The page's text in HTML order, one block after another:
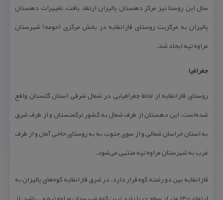
سال این روستا نیز مركز دهستان پالیزان ارتقاء یافت، تغییرات دهستان
پالیزان به مركزیت روستای قازانقایه در بخش مركزی (حومه) شهرستان
مراوه تپه ایجاد شد.
جغرافیا
روستای قازانقایه از لحاظ جغرافیایی در شمال شرقی استان گلستان واقع
شده‌است. این دهستان از طرف شمال به كشور تركمنستان و از طرف شرق
به استان خراسان شمالی و از سوی جنوب به به روستای حاجی آمان و از طرف
غرب به شهرستان مراوه تپه منتهی می‌شود.
قازانقایه بین دو رشته كوه قرار دارد. در شرق قازانقایه كوه‌های پالیزان به